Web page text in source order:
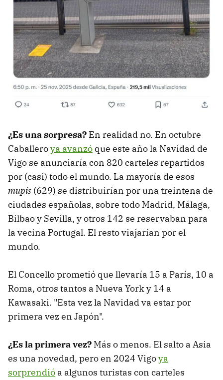
¿Es una sorpresa? En realidad no. En octubre
Caballeroya avanzó que este año la Navidad de
Vigo se anunciaría con 820 carteles repartidos
por (casi) todo el mundo. La mayoría de esos
mupis (629) se distribuirían por una treintena de
ciudades españolas, sobre todo Madrid, Málaga,
Bilbao y Sevilla, y otros 142 se reservaban para
la vecina Portugal. El resto viajarían por el
mundo.
El Concello prometió que llevaría 15 a París, 10 a
Roma, otros tantos a Nueva York y 14 a
Kawasaki. "Esta vez la Navidad va estar por
primera vez en Japón".
¿Es la primera vez? Más o menos. El salto a Asia
es una novedad, pero en 2024 Vigoya
sorprendió a algunos turistas con carteles